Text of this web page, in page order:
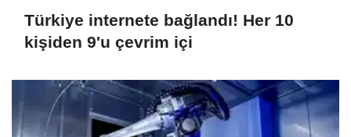
Türkiye internete bağlandı! Her 10
kişiden 9'u çevrim içi